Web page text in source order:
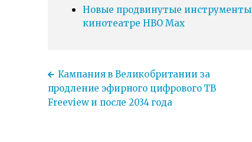
Новые продвинутые
кинотеатре HBO Max
Кампания в Великобритании за
продление эфирного цифрового ТВ
Freeview и после 2034 года